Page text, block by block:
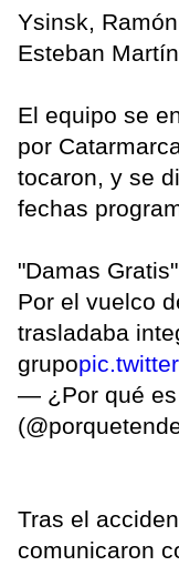
Ysinsk,
Esteban
El equipo se
por
tocaron, y se
fechas
"Damas
Por el vuelco
trasladaba
grupo
— ¿Por qué es
Tras el
comunicaron